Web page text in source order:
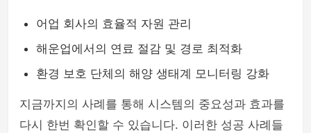
어업 회사의 효율적 자원 관리
해운업에서의 연료 절감 및 경로 최적화
환경 보호 단체의 해양 생태계 모니터링 강화
지금까지의 사례를 통해 시스템의 중요성과 효과를
다시 한번 확인할 수 있습니다. 이러한 성공 사례들